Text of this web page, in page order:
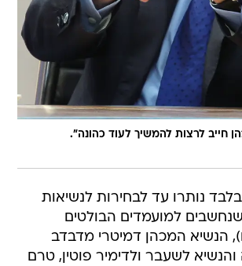
חייב לרצות להמשיך לעוד כהונה".
נותרו עד לבחירות לנשיאות
הנשיא המכהן דמיטרי מדבדב
לשעבר ולדימיר פוטין, טרם
להתמודד, אולם היום (שני), סיפק
המפורשת ביותר בנושא,